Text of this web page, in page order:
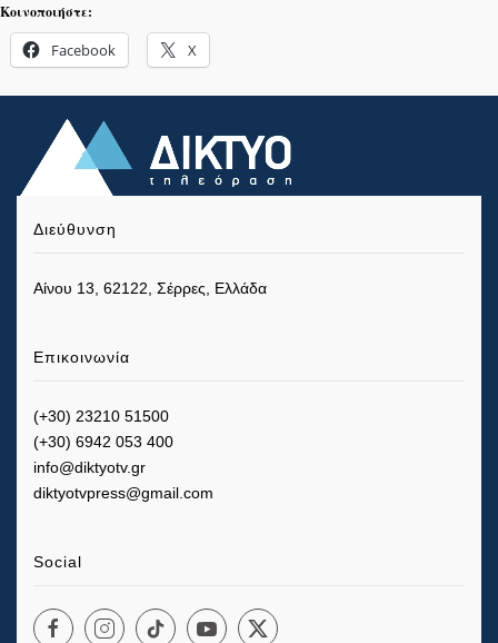
Κοινοποιήστε:
Facebook X
Διεύθυνση
Αίνου 13, 62122, Σέρρες, Ελλάδα
Επικοινωνία
(+30) 23210 51500
(+30) 6942 053 400
info@diktyotv.gr
diktyotvpress@gmail.com
Social